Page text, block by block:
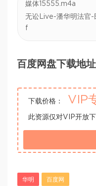
媒体15555.m4a
无讼Live-潘华明法官-
f
百度网盘下载地址
下载价格： VIP
此资源仅对VIP开放
华明 百度网